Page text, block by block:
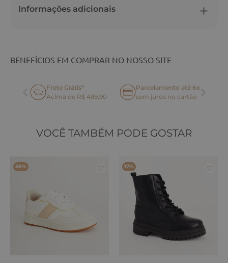
Informações adicionais
BENEFÍCIOS EM COMPRAR NO NOSSO SITE
Frete Grátis*
Acima de R$ 499,90
Parcelamento até 6x
sem juros no cartão
VOCÊ TAMBÉM PODE GOSTAR
58% 17%